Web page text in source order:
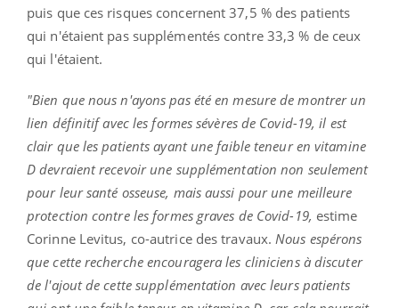
puis que ces risques concernent 37,5 % des patients
qui n'étaient pas supplémentés contre 33,3 % de ceux
qui l'étaient.
"Bien que nous n'ayons pas été en mesure de montrer un
lien définitif avec les formes sévères de Covid-19, il est
clair que les patients ayant une faible teneur en vitamine
D devraient recevoir une supplémentation non seulement
pour leur santé osseuse, mais aussi pour une meilleure
protection contre les formes graves de Covid-19, estime
Corinne Levitus, co-autrice des travaux.Nous espérons
que cette recherche encouragera les cliniciens à discuter
de l'ajout de cette supplémentation avec leurs patients